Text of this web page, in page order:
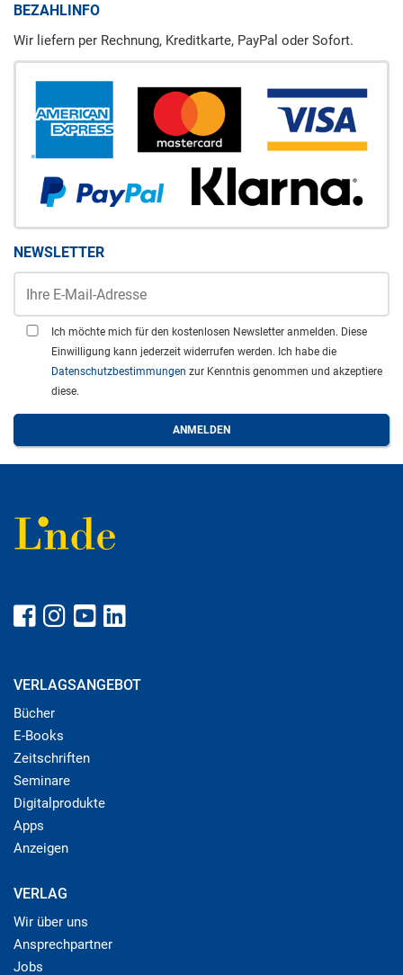
BEZAHLINFO
Wir liefern per Rechnung, Kreditkarte, PayPal oder Sofort.
NEWSLETTER
Ich möchte mich für den kostenlosen Newsletter anmelden. Diese
Einwilligung kann jederzeit widerrufen werden. Ich habe die
Datenschutzbestimmungen zur Kenntnis genommen und akzeptiere
diese.
VERLAGSANGEBOT
Bücher
E-Books
Zeitschriften
Seminare
Digitalprodukte
Apps
Anzeigen
VERLAG
Wir über uns
Ansprechpartner
Jobs